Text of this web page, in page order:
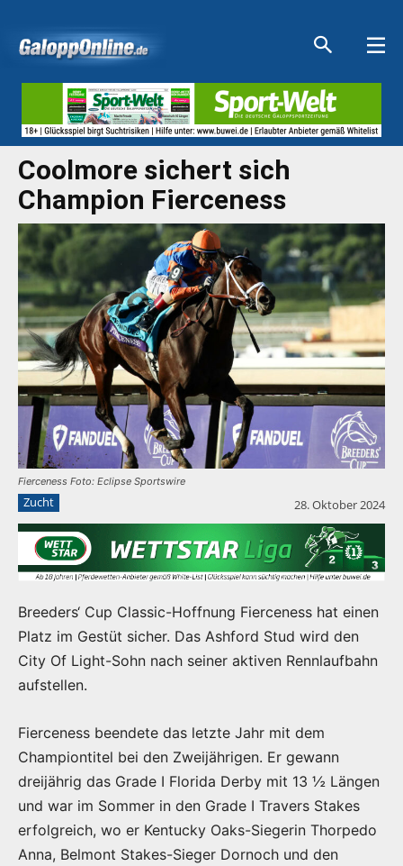
Coolmore sichert sich
Champion Fierceness
Fierceness Foto: Eclipse Sportswire
Zucht 28. Oktober 2024
Breeders‘ Cup Classic-Hoffnung Fierceness hat einen
Platz im Gestüt sicher. Das Ashford Stud wird den
City Of Light-Sohn nach seiner aktiven Rennlaufbahn
aufstellen.
Fierceness beendete das letzte Jahr mit dem
Championtitel bei den Zweijährigen. Er gewann
dreijährig das Grade I Florida Derby mit 13 ½ Längen
und war im Sommer in den Grade I Travers Stakes
erfolgreich, wo er Kentucky Oaks-Siegerin Thorpedo
Anna, Belmont Stakes-Sieger Dornoch und den